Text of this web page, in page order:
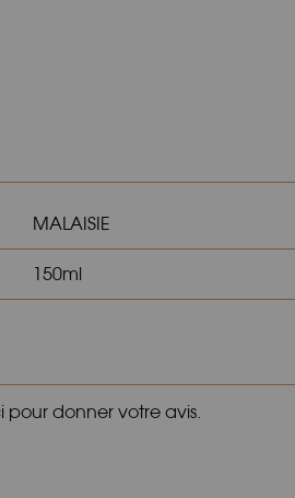
MALAISIE
150ml
pour donner votre avis.